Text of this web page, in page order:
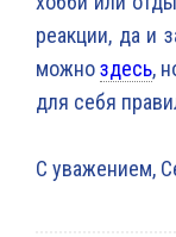
реакции, да и
можноздесь,
для себя
С уважением,